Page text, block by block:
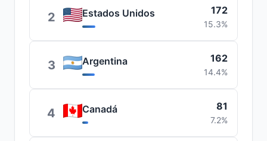
2 Estados Unidos 172
15.3%
3 Argentina 162
14.4%
4 Canadá 81
7.2%